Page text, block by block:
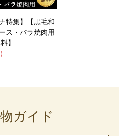
特集】【黒毛和
ス・バラ焼肉用
】
ガイド